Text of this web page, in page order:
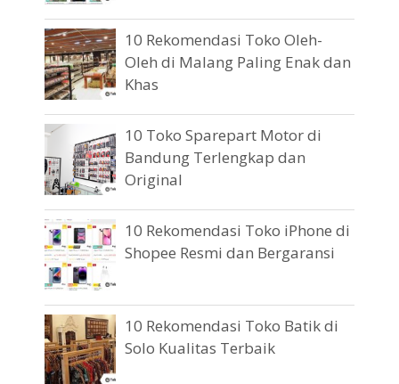
10 Rekomendasi Toko Oleh-
Oleh di Malang Paling Enak dan
Khas
10 Toko Sparepart Motor di
Bandung Terlengkap dan
Original
10 Rekomendasi Toko iPhone di
Shopee Resmi dan Bergaransi
10 Rekomendasi Toko Batik di
Solo Kualitas Terbaik